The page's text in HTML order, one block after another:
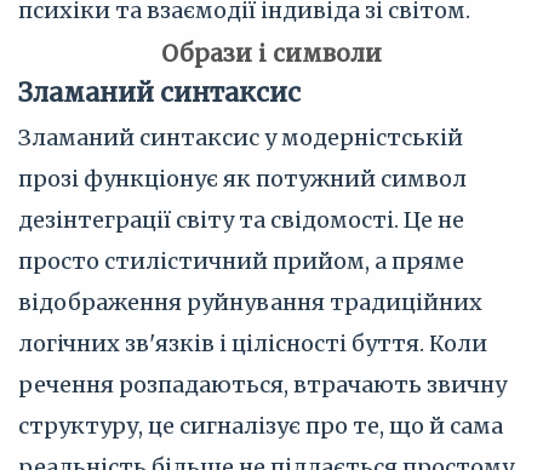
психіки та взаємодії індивіда зі світом.
Образи і символи
Зламаний синтаксис
Зламаний синтаксис у модерністській
прозі функціонує як потужний символ
дезінтеграції світу та свідомості. Це не
просто стилістичний прийом, а пряме
відображення руйнування традиційних
логічних зв'язків і цілісності буття. Коли
речення розпадаються, втрачають звичну
структуру, це сигналізує про те, що й сама